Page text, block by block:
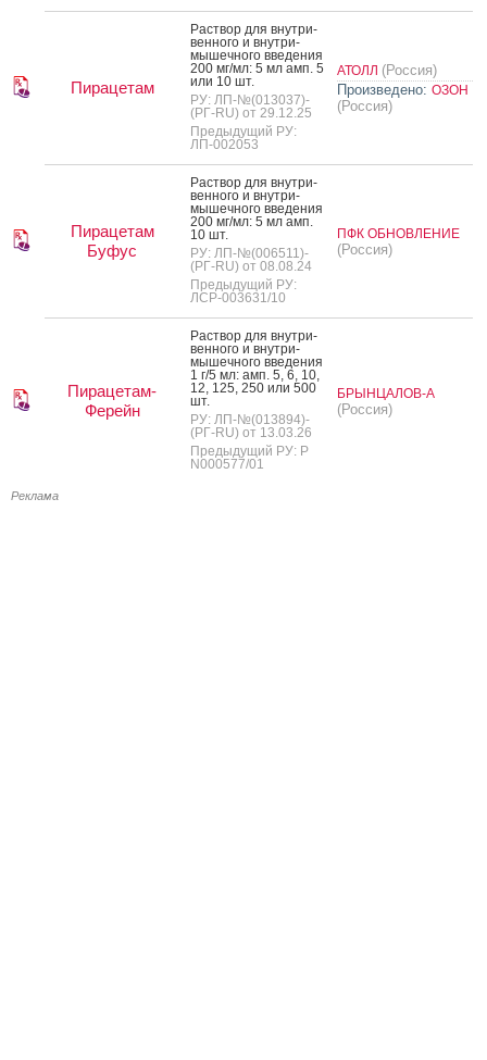
Пирацетам
Рас­твор для внут­ри­
вен­но­го и внут­ри­
мышеч­но­го вве­дения
200 мг/мл: 5 мл амп. 5
или 10 шт.
РУ: ЛП-№(013037)-
(РГ-RU) от 29.12.25
Предыдущий РУ:
ЛП-002053
АТОЛЛ (Россия)
Произведено: ОЗОН
(Россия)
Пирацетам
Буфус
Рас­твор для внут­ри­
вен­но­го и внут­ри­
мышеч­но­го вве­дения
200 мг/мл: 5 мл амп.
10 шт.
РУ: ЛП-№(006511)-
(РГ-RU) от 08.08.24
Предыдущий РУ:
ЛСР-003631/10
ПФК ОБНОВЛЕНИЕ
(Россия)
Пирацетам-
Ферейн
Рас­твор для внут­ри­
вен­но­го и внут­ри­
мышеч­но­го вве­дения
1 г/5 мл: амп. 5, 6, 10,
12, 125, 250 или 500
шт.
РУ: ЛП-№(013894)-
(РГ-RU) от 13.03.26
Предыдущий РУ: Р
N000577/01
БРЫНЦАЛОВ-А
(Россия)
Реклама